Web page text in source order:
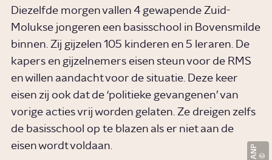
Diezelfde morgen vallen 4 gewapende Zuid-
Molukse jongeren een basisschool in Bovensmilde
binnen. Zij gijzelen 105 kinderen en 5 leraren. De
kapers en gijzelnemers eisen steun voor de RMS
en willen aandacht voor de situatie. Deze keer
eisen zij ook dat de ‘politieke gevangenen’ van
vorige acties vrij worden gelaten. Ze dreigen zelfs
de basisschool op te blazen als er niet aan de
eisen wordt voldaan.
ANP